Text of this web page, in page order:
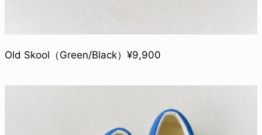
Old Skool（Green/Black）¥9,900